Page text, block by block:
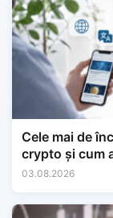
Cele mai de
crypto și cum
03.08.2026